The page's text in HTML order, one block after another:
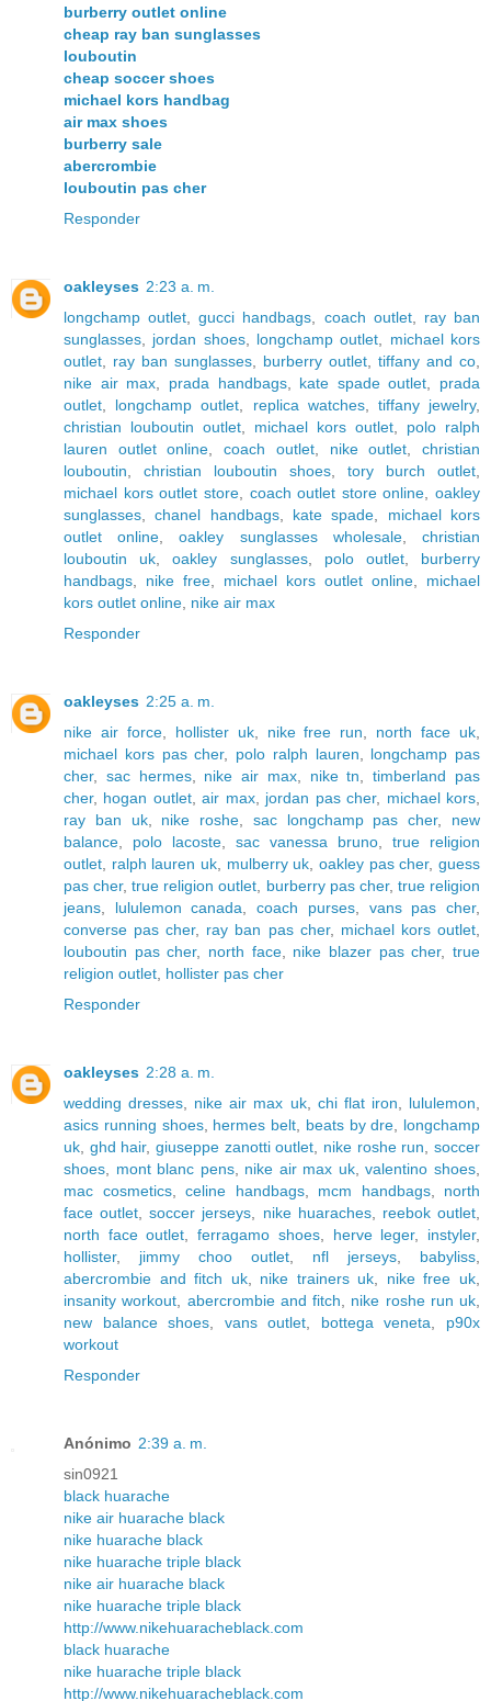
burberry outlet online
cheap ray ban sunglasses
louboutin
cheap soccer shoes
michael kors handbag
air max shoes
burberry sale
abercrombie
louboutin pas cher
Responder
oakleyses 2:23 a. m.
longchamp outlet ,gucci handbags coach outlet, ray ban
sunglasses
jordan shoes, longchamp outlet
michael kors
outlet
ray ban sunglasses burberry outlet tiffany and co
nike air max
prada handbags, kate spade outlet
prada
outlet
longchamp outlet replica watches, tiffany jewelry,
christian louboutin outlet
michael kors outlet
polo ralph
lauren outlet online ,coach outlet, nike outlet ,christian
louboutin
christian louboutin shoes tory burch outlet
michael kors outlet store, coach outlet store online
oakley
sunglasses ,chanel handbags, kate spade
michael kors
outlet online ,oakley sunglasses wholesale,christian
louboutin uk ,oakley sunglasses, polo outlet, burberry
handbags
nike free michael kors outlet online
michael
kors outlet online nike air max
Responder
oakleyses 2:25 a. m.
nike air force, hollister uk, nike free run north face uk
michael kors pas cher, polo ralph lauren
longchamp pas
cher, sac hermes, nike air max, nike tn ,timberland pas
cher, hogan outlet,air max, jordan pas cher, michael kors
ray ban uk, nike roshe sac longchamp pas cher, new
balance
polo lacoste sac vanessa bruno
true religion
outlet
ralph lauren uk mulberry uk ,oakley pas cher,guess
pas cher,true religion outlet burberry pas cher, true religion
jeans
lululemon canada ,coach purses, vans pas cher,
converse pas cher, ray ban pas cher, michael kors outlet
louboutin pas cher, north face, nike blazer pas cher,true
religion outlet hollister pas cher
Responder
oakleyses 2:28 a. m.
wedding dresses
nike air max uk, chi flat iron lululemon
asics running shoes, hermes belt beats by dre
longchamp
uk ghd hair,giuseppe zanotti outlet nike roshe run ,soccer
shoes
mont blanc pens, nike air max uk,valentino shoes
mac cosmetics, celine handbags, mcm handbags, north
face outlet ,soccer jerseys nike huaraches, reebok outlet
north face outlet ,ferragamo shoes, herve leger, instyler,
hollister, jimmy choo outlet nfl jerseys babyliss
abercrombie and fitch uk, nike trainers uk nike free uk
insanity workout
abercrombie and fitch nike roshe run uk
new balance shoes
vans outlet bottega veneta
p90x
workout
Responder
Anónimo 2:39 a. m.
sin0921
black huarache
nike air huarache black
nike huarache black
nike huarache triple black
nike air huarache black
nike huarache triple black
http://www.nikehuaracheblack.com
black huarache
nike huarache triple black
http://www.nikehuaracheblack.com